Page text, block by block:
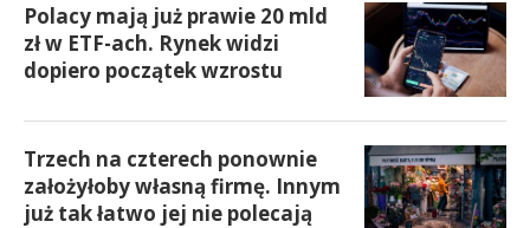
Polacy mają już prawie 20 mld
zł w ETF-ach. Rynek widzi
dopiero początek wzrostu
Trzech na czterech ponownie
założyłoby własną firmę. Innym
już tak łatwo jej nie polecają